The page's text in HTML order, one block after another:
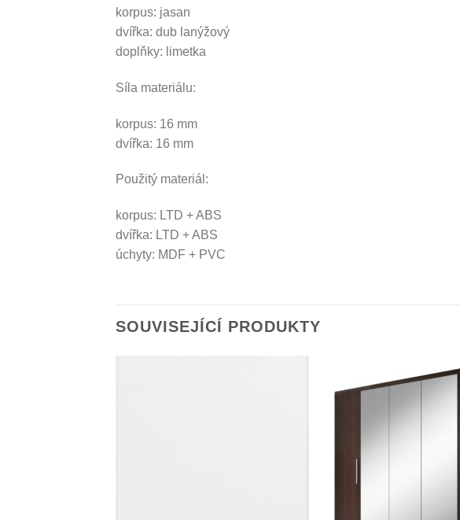
korpus: jasan
dvířka: dub lanýžový
doplňky: limetka
Síla materiálu:
korpus: 16 mm
dvířka: 16 mm
Použitý materiál:
korpus: LTD + ABS
dvířka: LTD + ABS
úchyty: MDF + PVC
SOUVISEJÍCÍ PRODUKTY